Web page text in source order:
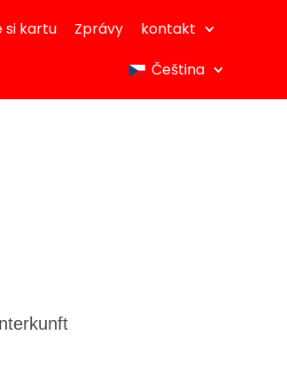
si kartu Zprávy
kontakt
Čeština